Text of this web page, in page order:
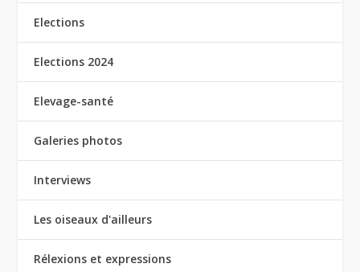
Elections
Elections 2024
Elevage-santé
Galeries photos
Interviews
Les oiseaux d'ailleurs
Rélexions et expressions